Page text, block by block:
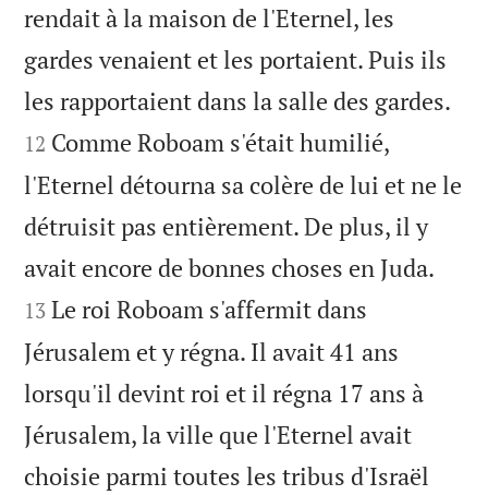
rendait à la maison de l'Eternel, les
gardes venaient et les portaient. Puis ils
les rapportaient dans la salle des gardes.
12 Comme Roboam s'était humilié,
l'Eternel détourna sa colère de lui et ne le
détruisit pas entièrement. De plus, il y
avait encore de bonnes choses en Juda.
13 Le roi Roboam s'affermit dans
Jérusalem et y régna. Il avait 41 ans
lorsqu'il devint roi et il régna 17 ans à
Jérusalem, la ville que l'Eternel avait
choisie parmi toutes les tribus d'Israël